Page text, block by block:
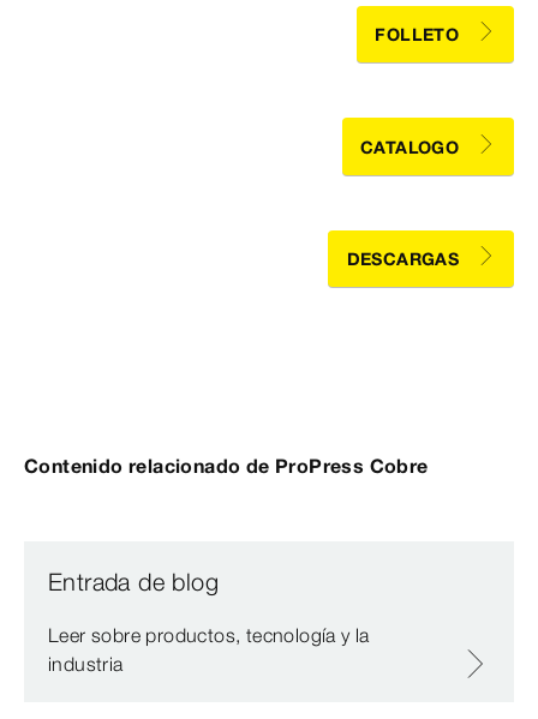
FOLLETO
CATALOGO
DESCARGAS
Contenido relacionado de ProPress Cobre
Entrada de blog
Leer sobre productos, tecnología y la
industria